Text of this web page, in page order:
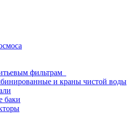
фильтрам
и краны чистой воды
баки